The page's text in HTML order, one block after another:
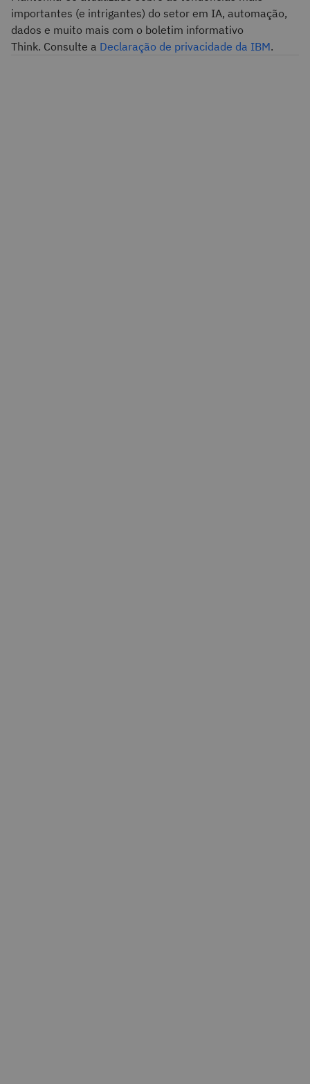
importantes (e intrigantes) do setor em IA, automação,
dados e muito mais com o boletim informativo
Think. Consulte a Declaração de privacidade da IBM.